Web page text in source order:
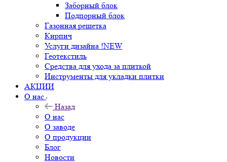
Заборный блок
Подпорный блок
Газонная решетка
Кирпич
Услуги дизайна !NEW
Геотекстиль
Средства для ухода за плиткой
Инструменты для укладки плитки
АКЦИИ
О нас
Назад
О нас
О заводе
О продукции
Блог
Новости